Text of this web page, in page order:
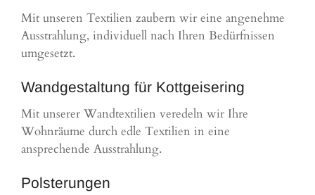
Mit unseren Textilien zaubern wir eine angenehme
Ausstrahlung, individuell nach Ihren Bedürfnissen
umgesetzt.
Wandgestaltung für Kottgeisering
Mit unserer Wandtextilien veredeln wir Ihre
Wohnräume durch edle Textilien in eine
ansprechende Ausstrahlung.
Polsterungen